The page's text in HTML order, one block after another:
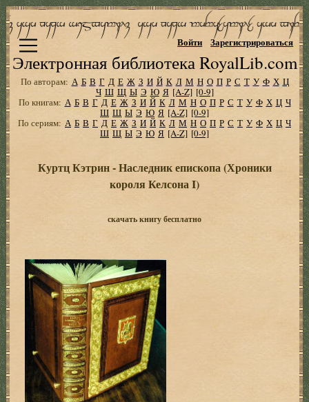
Электронная библиотека RoyalLib.com
Войти Зарегистрироваться
По авторам: А Б В Г Д Е Ж З И Й К Л М Н О П Р С Т У Ф Х Ц
Ч Ш Щ Ы Э Ю Я [A-Z] [0-9]
По книгам: А Б В Г Д Е Ж З И Й К Л М Н О П Р С Т У Ф Х Ц Ч
Ш Щ Ы Э Ю Я [A-Z] [0-9]
По сериям: А Б В Г Д Е Ж З И Й К Л М Н О П Р С Т У Ф Х Ц Ч
Ш Щ Ы Э Ю Я [A-Z] [0-9]
Куртц Кэтрин - Наследник епископа (Хроники
короля Келсона I)
скачать книгу бесплатно